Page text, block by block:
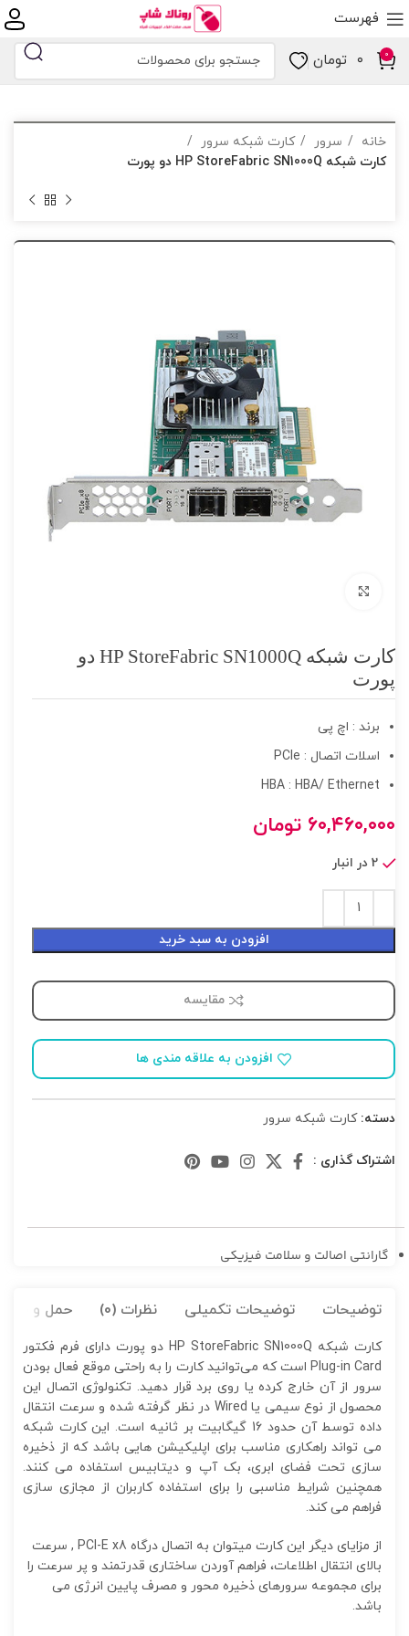
فهرست
0 ۰ تومان
خانه سرور
کارت شبکه سرور
کارت شبکه HP StoreFabric SN1000Q دو پورت
کارت شبکه HP StoreFabric SN1000Q دو
پورت
برند : اچ پی
اسلات اتصال : PCIe
HBA : HBA/ Ethernet
۶۰,۴۶۰,۰۰۰ تومان
2 در انبار
افزودن به سبد خرید
مقایسه
افزودن به علاقه مندی ها
دسته: کارت شبکه سرور
اشتراک گذاری :
گارانتی اصالت و سلامت فیزیکی
توضیحات توضیحات تکمیلی نظرات (0) حمل و نقل
کارت شبکه HP StoreFabric SN1000Q دو پورت دارای فرم فکتور
Plug-in Card است که می‌توانید کارت را به راحتی موقع فعال بودن
سرور از آن خارج کرده یا روی برد قرار دهید. تکنولوژی اتصال این
محصول از نوع سیمی یا Wired در نظر گرفته شده و سرعت انتقال
داده توسط آن حدود 16 گیگابیت بر ثانیه است. این کارت شبکه
می تواند راهکاری مناسب برای اپلیکیشن هایی باشد که از ذخیره
سازی تحت فضای ابری، بک آپ و دیتابیس استفاده می کنند.
همچنین شرایط مناسبی را برای استفاده کاربران از مجازی سازی
فراهم می کند.
از مزایای دیگر این کارت میتوان به اتصال درگاه PCI-E x8 , سرعت
بالای انتقال اطلاعات، فراهم آوردن ساختاری قدرتمند و پر سرعت را
برای مجموعه سرورهای ذخیره محور و مصرف پایین انرژی می
باشد.